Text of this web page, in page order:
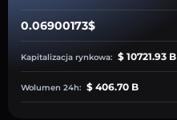
0.06900173$
Kapitalizacja rynkowa: $ 10721.93 B
Wolumen 24h: $ 406.70 B